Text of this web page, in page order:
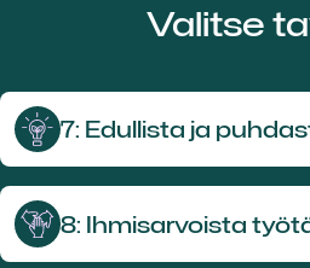
Valitse
7: Edullista ja
8: Ihmisarvois­ta